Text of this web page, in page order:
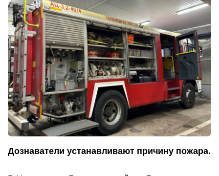
Дознаватели устанавливают причину пожара.